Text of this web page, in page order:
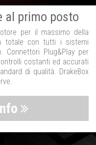
al primo posto
per il massimo della
totale con tutti i sistemi
Plug&Play per
costanti ed accurati
di qualità. DrakeBox